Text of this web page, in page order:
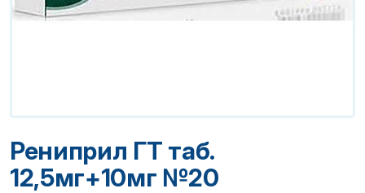
Рениприл ГТ таб.
12,5мг+10мг №20